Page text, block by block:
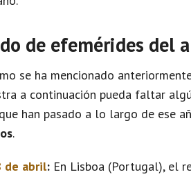
de efemérides del
se ha mencionado
a continuación pueda faltar
han pasado a lo largo de ese
.
de abril: En Lisboa (Portugal), el